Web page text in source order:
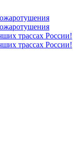
трассах России!
трассах России!